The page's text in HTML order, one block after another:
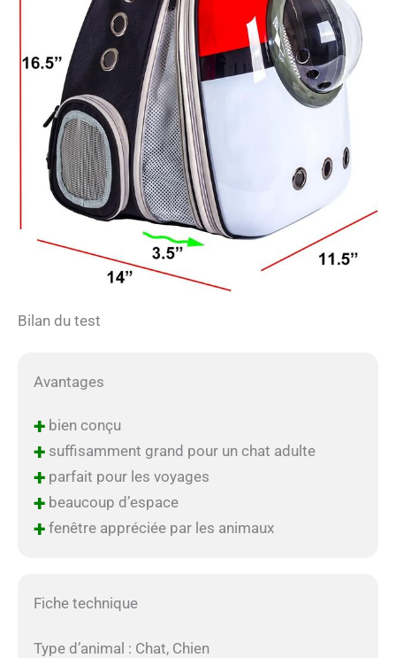
Bilan du test
Avantages
+bien conçu
+suffisamment grand pour un chat adulte
+parfait pour les voyages
+beaucoup d’espace
+fenêtre appréciée par les animaux
Fiche technique
Type d’animal : Chat, Chien